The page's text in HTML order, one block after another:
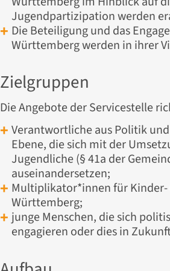
Jugendpartizipation werden
Die Beteiligung und das
Württemberg werden in ihrer
Zielgruppen
Die Angebote der Servicestelle
Verantwortliche aus Politik
Ebene, die sich mit der
Jugendliche (§ 41a der
auseinandersetzen;
Multiplikator*innen für
Württemberg;
junge Menschen, die sich
engagieren oder dies in